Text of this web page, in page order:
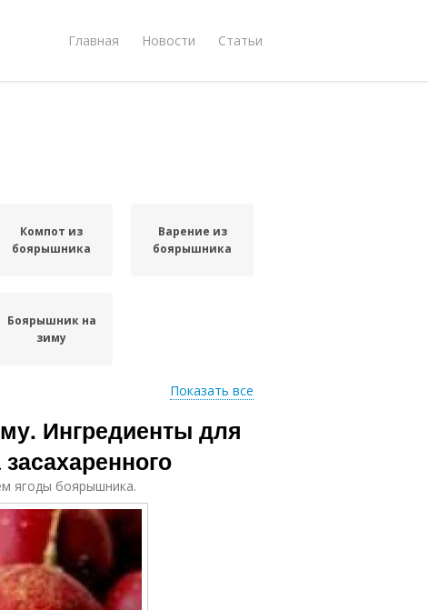
Главная Новости Статьи
Компот из
боярышника
Варение из
боярышника
Боярышник на
зиму
Показать все
Ингредиенты для
ягоды боярышника.